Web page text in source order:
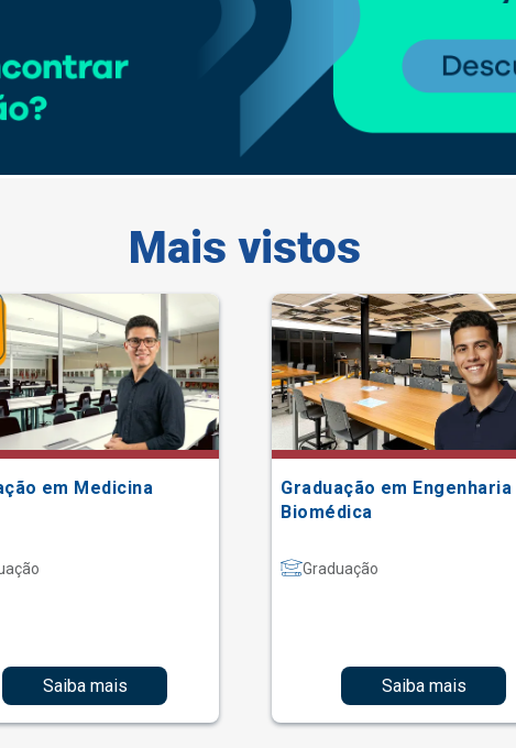
Mais vistos
em Medicina
Saiba mais
Graduação em Engenharia
Biomédica
Graduação
Saiba mais